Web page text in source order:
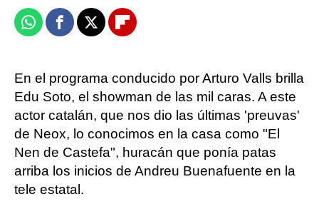
WhatsappFacebook
X Flipboard
En el programa conducido por Arturo Valls brilla
Edu Soto, el showman de las mil caras. A este
actor catalán, que nos dio las últimas 'preuvas'
de Neox, lo conocimos en la casa como "El
Nen de Castefa", huracán que ponía patas
arriba los inicios de Andreu Buenafuente en la
tele estatal.